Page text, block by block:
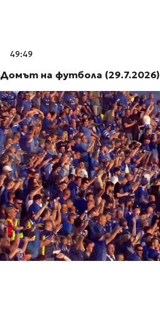
49:49
Домът на футбола (29.7.2026)